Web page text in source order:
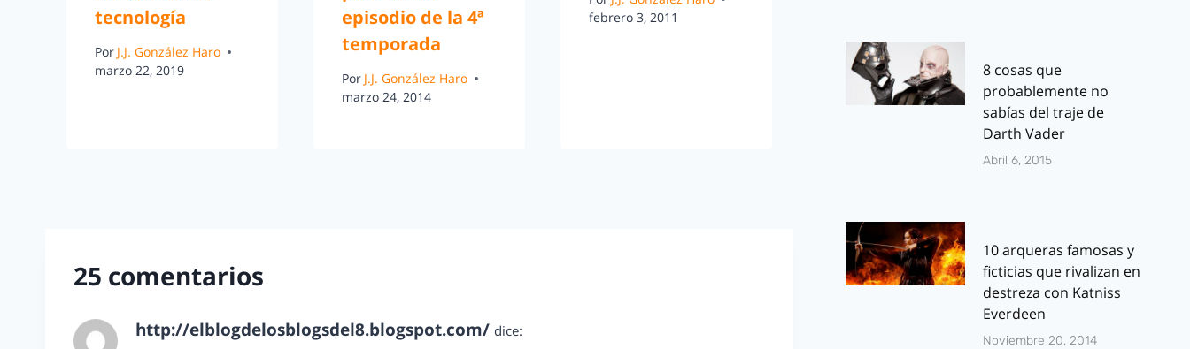
tecnología
Por J.J. González Haro
marzo 22, 2019
episodio de la 4ª
temporada
Por J.J. González Haro
marzo 24, 2014
febrero 3, 2011
25 comentarios
http://elblogdelosblogsdel8.blogspot.com/ dice:
8 cosas que
probablemente no
sabías del traje de
Darth Vader
Abril 6, 2015
10 arqueras famosas y
ficticias que rivalizan en
destreza con Katniss
Everdeen
Noviembre 20, 2014